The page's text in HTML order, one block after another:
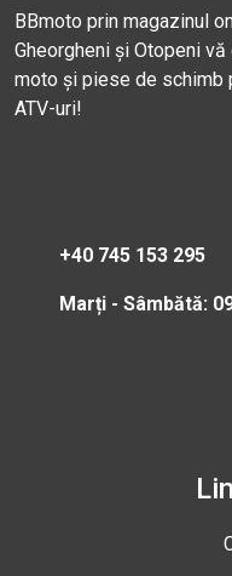
BBmoto prin magazinul
Gheorgheni și Otopeni
moto și piese de schimb
ATV-uri!
+40 745 153 295
Marți - Sâmbătă: